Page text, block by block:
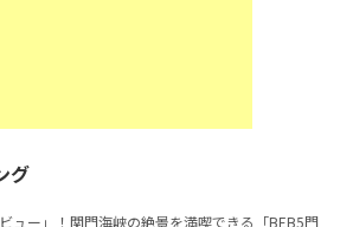
グ
ュー」！関門海峡の絶景を満喫できる「BEB5門